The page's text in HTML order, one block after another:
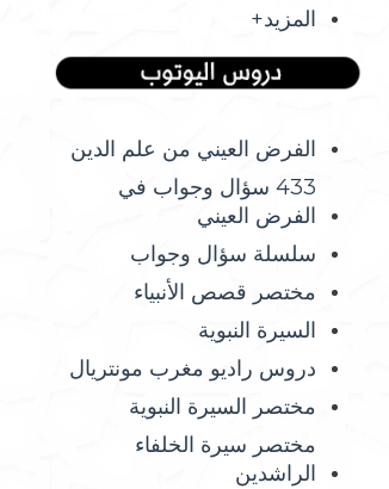
المزيد+
الفرض العيني من علم الدين
433 سؤال وجواب في
الفرض العيني
سلسلة سؤال وجواب
مختصر قصص الأنبياء
السيرة النبوية
دروس راديو مغرب مونتريال
مختصر السيرة النبوية
مختصر سيرة الخلفاء
الراشدين